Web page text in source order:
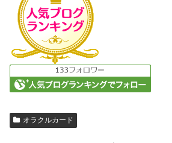
オラクルカード